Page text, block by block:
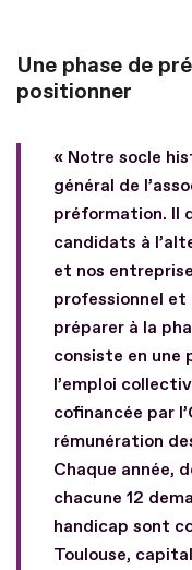
Une phase de
positionner
« Notre socle
général de
préformation. Il
candidats à
et nos
professionnel et
préparer à la
consiste en une
l’emploi
cofinancée par
rémunération
Chaque année,
chacune 12
handicap sont
Toulouse,